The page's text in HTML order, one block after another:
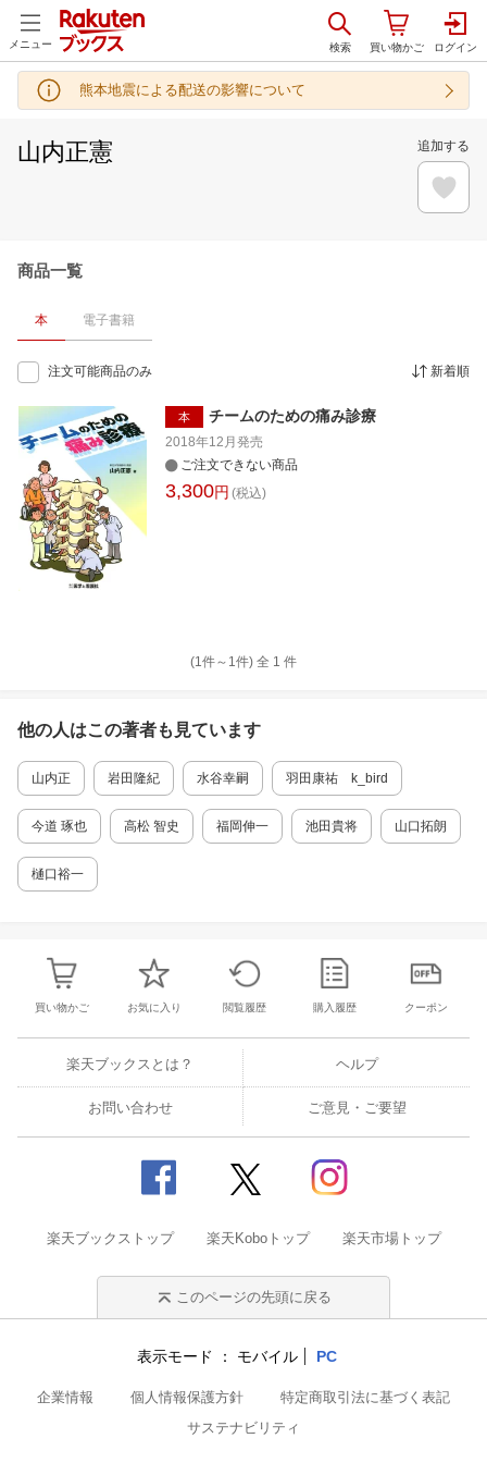
メニュー
熊本地震による配送の影響について
山内正憲 追加する
商品一覧
本 電子書籍
注文可能商品のみ 新着順
本 チームのための痛み診療
2018年12月 発売
ご注文できない商品
3,300円 (税込)
(1件～ 1件) 全 1 件
他の人はこの著者も見ています
山内正 岩田隆紀 水谷幸嗣 羽田康祐 k_bird
今道 琢也 高松 智史 福岡伸一 池田貴将 山口拓朗
樋口裕一
買い物かご お気に入り 閲覧履歴 購入履歴 クーポン
楽天ブックスとは？ ヘルプ
お問い合わせ ご意見・ご要望
楽天ブックストップ 楽天Koboトップ 楽天市場トップ
このページの先頭に戻る
表示モード モバイル PC
企業情報 個人情報保護方針
特定商取引法に基づく表記
サステナビリティ